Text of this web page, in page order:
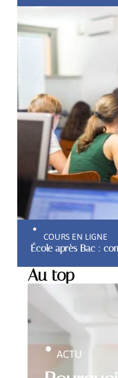
COURS EN LIGNE
École après Bac :
Au top
ACTU